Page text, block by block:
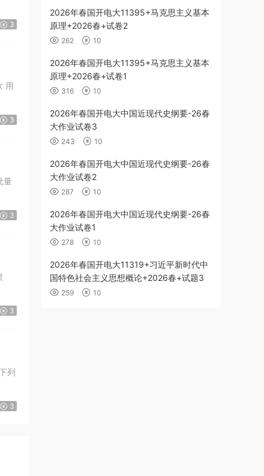
3
3
3
3
3
2026年春国开电大11395+马克思主义基本
原理+2026春+试卷2
262 10
2026年春国开电大11395+马克思主义基本
原理+2026春+试卷1
316 10
2026年春国开电大中国近现代史纲要-26春
大作业试卷3
243 10
2026年春国开电大中国近现代史纲要-26春
大作业试卷2
287 10
2026年春国开电大中国近现代史纲要-26春
大作业试卷1
278 10
2026年春国开电大11319+习近平新时代中
国特色社会主义思想概论+2026春+试题3
259 10